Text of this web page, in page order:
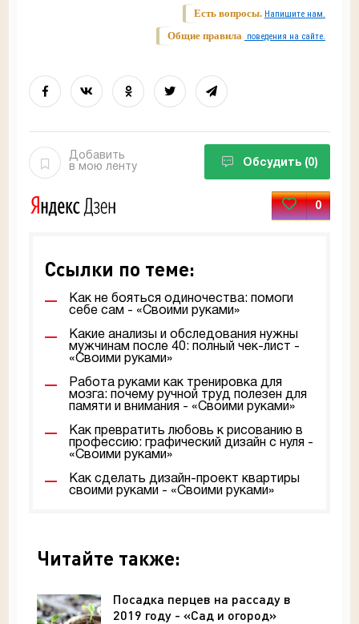
Есть вопросы. Напишите нам.
Общие правила поведения на сайте.
Добавить
в мою ленту
Обсудить (0)
0
Ссылки по теме:
Как не бояться одиночества: помоги
себе сам - «Своими руками»
Какие анализы и обследования нужны
мужчинам после 40: полный чек-лист -
«Своими руками»
Работа руками как тренировка для
мозга: почему ручной труд полезен для
памяти и внимания - «Своими руками»
Как превратить любовь к рисованию в
профессию: графический дизайн с нуля -
«Своими руками»
Как сделать дизайн-проект квартиры
своими руками - «Своими руками»
Читайте также:
Посадка перцев на рассаду в
2019 году - «Сад и огород»